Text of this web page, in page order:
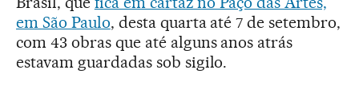
em São Paulo, desta quarta até 7 de setembro,
com 43 obras que até alguns anos atrás
estavam guardadas sob sigilo.